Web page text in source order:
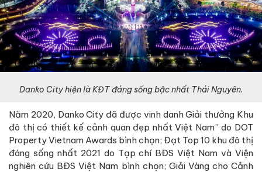
Danko City hiện là KĐT đáng sống bậc nhất Thái Nguyên.
Năm 2020, Danko City đã được vinh danh Giải thưởng Khu
đô thị có thiết kế cảnh quan đẹp nhất Việt Nam” do DOT
Property Vietnam Awards bình chọn; Đạt Top 10 khu đô thị
đáng sống nhất 2021 do Tạp chí BĐS Việt Nam và Viện
nghiên cứu BĐS Việt Nam bình chọn; Giải Vàng cho Cảnh